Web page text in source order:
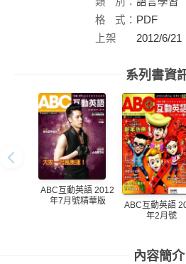
格
式： PDF
上架
2012/6/21
系列書資
ABC互動英語 2012
年7月號精華版
ABC互動英語
年2月號
內容簡介